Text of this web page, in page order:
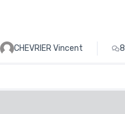
CHEVRIER Vincent 8